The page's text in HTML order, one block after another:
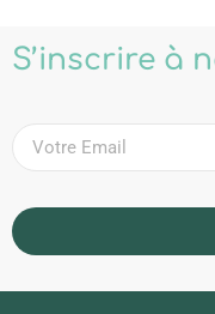
S’inscrire à